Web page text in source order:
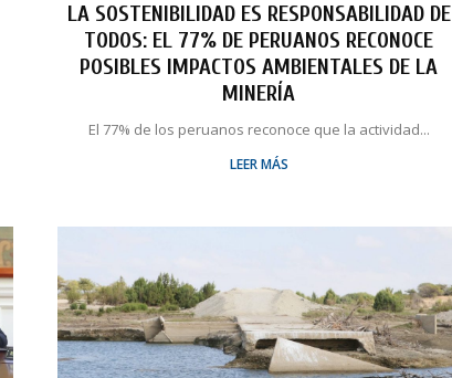
LA SOSTENIBILIDAD ES RESPONSABILIDAD DE
TODOS: EL 77% DE PERUANOS RECONOCE
POSIBLES IMPACTOS AMBIENTALES DE LA
MINERÍA
El 77% de los peruanos reconoce que la actividad...
LEER MÁS